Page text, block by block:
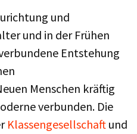
und
und in der Frühen
Entstehung
Menschen kräftig
verbunden. Die
Klassengesellschaft und